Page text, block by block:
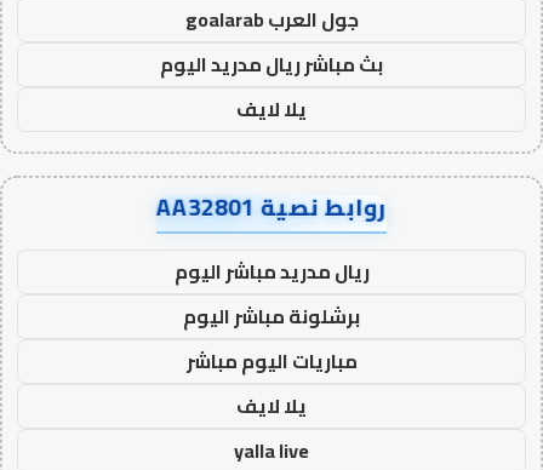
جول العرب goalarab
بث مباشر ريال مدريد اليوم
يلا لايف
روابط نصية AA32801
ريال مدريد مباشر اليوم
برشلونة مباشر اليوم
مباريات اليوم مباشر
يلا لايف
yalla live